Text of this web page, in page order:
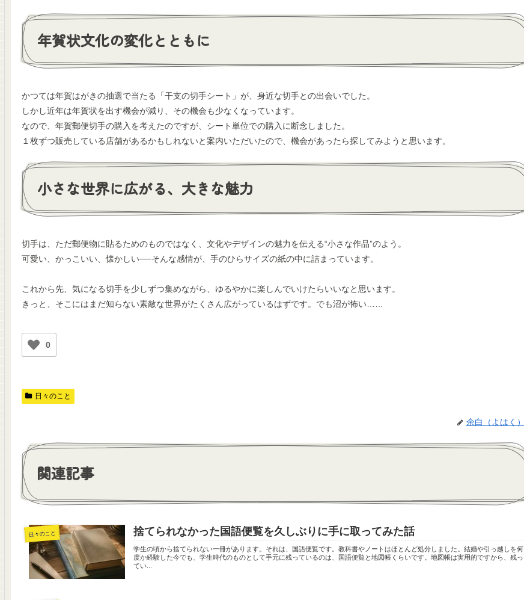
年賀状文化の変化とともに
かつては年賀はがきの抽選で当たる「干支の切手シート」が、身近な切手との出会いでした。
しかし近年は年賀状を出す機会が減り、その機会も少なくなっています。
なので、年賀郵便切手の購入を考えたのですが、シート単位での購入に断念しました。
１枚ずつ販売している店舗があるかもしれないと案内いただいたので、機会があったら探してみようと思います。
小さな世界に広がる、大きな魅力
切手は、ただ郵便物に貼るためのものではなく、文化やデザインの魅力を伝える“小さな作品”のよう。
可愛い、かっこいい、懐かしい──そんな感情が、手のひらサイズの紙の中に詰まっています。
これから先、気になる切手を少しずつ集めながら、ゆるやかに楽しんでいけたらいいなと思います。
きっと、そこにはまだ知らない素敵な世界がたくさん広がっているはずです。でも沼が怖い……
0
日々のこと
余白（よはく）
関連記事
日々のこと 捨てられなかった国語便覧を久しぶりに手に取ってみた話
学生の頃から捨てられない一冊があります。それは、国語便覧です。教科書やノートはほとんど処分しました。結婚や引っ越しを何
度か経験した今でも、学生時代のものとして手元に残っているのは、国語便覧と地図帳くらいです。地図帳は実用的ですから、残っ
てい...